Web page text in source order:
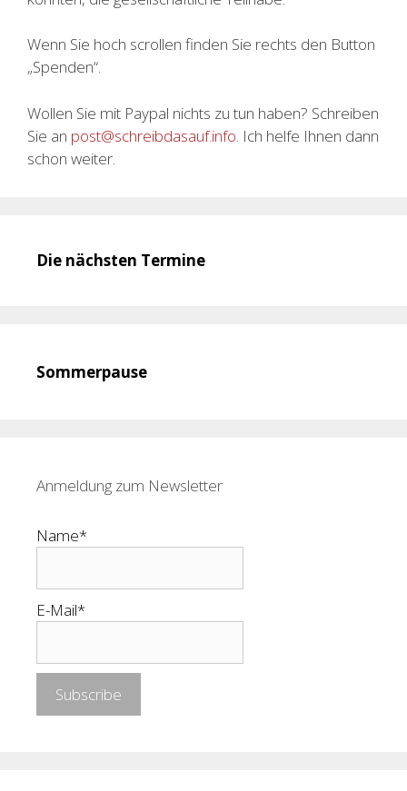
Wenn Sie hoch scrollen finden Sie rechts den Button
„Spenden“.
Wollen Sie mit Paypal nichts zu tun haben? Schreiben
Sie an post@schreibdasauf.info . Ich helfe Ihnen dann
schon weiter.
Die nächsten Termine
Sommerpause
Anmeldung zum Newsletter
Name*
E-Mail*